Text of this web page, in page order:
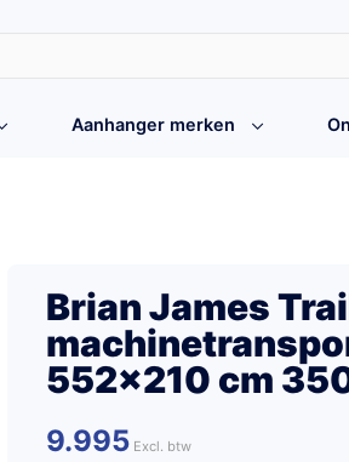
Aanhanger merken
Brian James
552×210 cm
9.995